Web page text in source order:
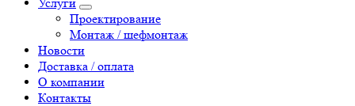
Проектирование
Монтаж / шефмонтаж
Новости
Доставка / оплата
О компании
Контакты